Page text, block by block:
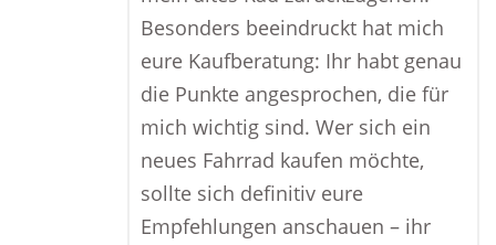
Besonders beeindruckt hat mich
eure Kaufberatung: Ihr habt genau
die Punkte angesprochen, die für
mich wichtig sind. Wer sich ein
neues Fahrrad kaufen möchte,
sollte sich definitiv eure
Empfehlungen anschauen – ihr